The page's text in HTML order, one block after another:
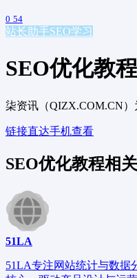
0 54
站长助手SEO学习
SEO优化教程
柒资讯（QIZX.COM.CN
链接直达手机查看
SEO优化教程相
51LA
51LA专注网站统计与数据